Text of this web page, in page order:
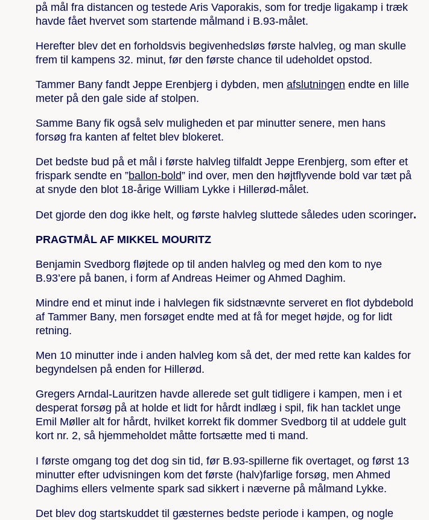
på mål fra distancen og testede Aris Vaporakis, som for tredje ligakamp i træk
havde fået hvervet som startende målmand i B.93-målet.
Herefter blev det en forholdsvis begivenhedsløs første halvleg, og man skulle
frem til kampens 32. minut, før den første chance til udeholdet opstod.
Tammer Bany fandt Jeppe Erenbjerg i dybden, men afslutningen endte en lille
meter på den gale side af stolpen.
Samme Bany fik også selv muligheden et par minutter senere, men hans
forsøg fra kanten af feltet blev blokeret.
Det bedste bud på et mål i første halvleg tilfaldt Jeppe Erenbjerg, som efter et
frispark sendte en ”ballon-bold” ind over, men den højtflyvende bold var tæt på
at snyde den blot 18-årige William Lykke i Hillerød-målet.
Det gjorde den dog ikke helt, og første halvleg sluttede således uden scoringer.
PRAGTMÅL AF MIKKEL MOURITZ
Benjamin Svedborg fløjtede op til anden halvleg og med den kom to nye
B.93’ere på banen, i form af Andreas Heimer og Ahmed Daghim.
Mindre end et minut inde i halvlegen fik sidstnævnte serveret en flot dybdebold
af Tammer Bany, men forsøget endte med at få for meget højde, og for lidt
retning.
Men 10 minutter inde i anden halvleg kom så det, der med rette kan kaldes for
begyndelsen på enden for Hillerød.
Gregers Arndal-Lauritzen havde allerede set gult tidligere i kampen, men i et
desperat forsøg på at holde et lidt for hårdt indlæg i spil, fik han tacklet unge
Emil Møller alt for hårdt, hvilket korrekt fik dommer Svedborg til at uddele gult
kort nr. 2, så hjemmeholdet måtte fortsætte med ti mand.
I første omgang tog det dog sin tid, før B.93-spillerne fik overtaget, og først 13
minutter efter udvisningen kom det første (halv)farlige forsøg, men Ahmed
Daghims ellers velmente spark sad sikkert i næverne på målmand Lykke.
Det blev dog startskuddet til gæsternes bedste periode i kampen, og nogle